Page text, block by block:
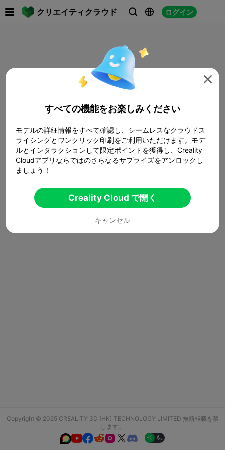
クリエイティクラウド   ログイン
Copyright © 2025 CREALITY 3D (HK) TECHNOLOGY LIMITED 無断転載を禁
じます。
  

すべての機能をお楽しみください
モデルの詳細情報をすべて確認し、シームレスなクラウドス
ライシングとワンクリック印刷をご利用いただけます。モデ
ルとインタラクションして限定ポイントを獲得し、Creality
Cloudアプリならではのさらなるサプライズをアンロックし
ましょう！
Creality Cloud で開く
キャンセル